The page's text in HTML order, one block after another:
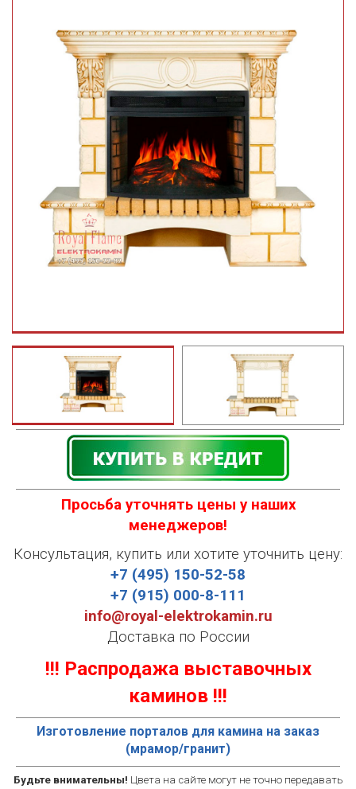
Просьба уточнять цены у наших
менеджеров!
Консультация, купить или хотите уточнить цену:
+7 (495) 150-52-58
+7 (915) 000-8-111
info@royal-elektrokamin.ru
Доставка по России
!!! Распродажа выставочных
каминов !!!
Изготовление порталов для камина на заказ
(мрамор/гранит)
Будьте внимательны! Цвета на сайте могут не точно передавать